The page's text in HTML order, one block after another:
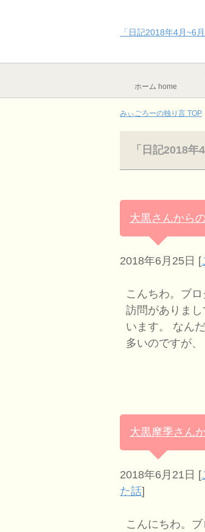
「日記2018年4月~6
ホーム home
みぃごろーの独り言 TOP
「日記2018
大黒さんから
2018年6月25日 [
こんちわ。ブ
訪問がありま
います。 なん
多いのですが、
大黒摩季さん
2018年6月21日 [
た話]
こんにちわ。